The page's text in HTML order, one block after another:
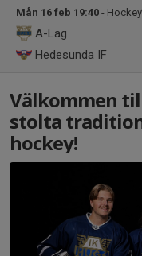
Mån 16 feb 19:40 -
A-Lag
Hedesunda IF
Välkommen
stolta
hockey!